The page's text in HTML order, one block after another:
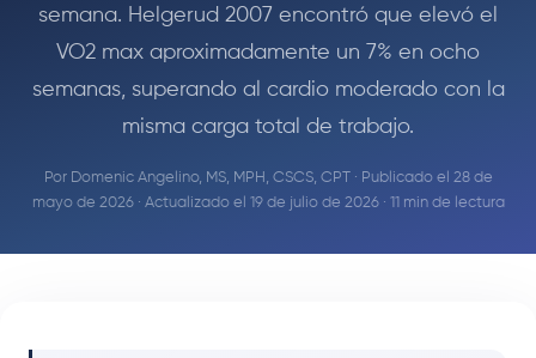
semana. Helgerud 2007 encontró que elevó el
VO2 max aproximadamente un 7% en ocho
semanas, superando al cardio moderado con la
misma carga total de trabajo.
Por Domenic Angelino, MS, MPH, CSCS, CPT· Publicado el 28 de
mayo de 2026 · Actualizado el 19 de julio de 2026 · 11 min de lectura